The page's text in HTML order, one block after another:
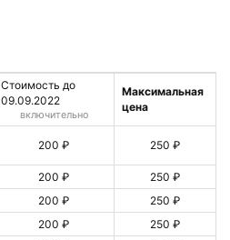
Стоимость до
09.09.2022
включительно
Максимальная
цена
200 ₽ 250 ₽
200 ₽
250 ₽
200 ₽
250 ₽
200 ₽
250 ₽